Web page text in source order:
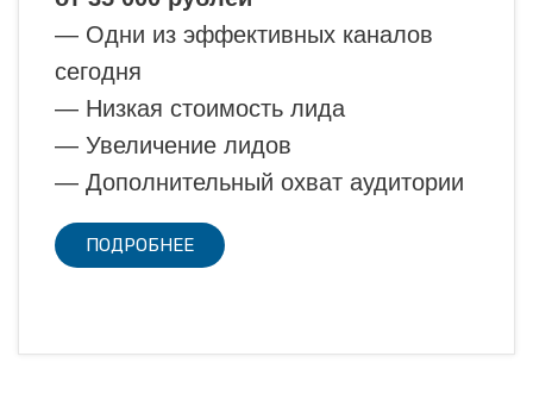
— Одни из эффективных каналов
сегодня
— Низкая стоимость лида
— Увеличение лидов
— Дополнительный охват аудитории
ПОДРОБНЕЕ